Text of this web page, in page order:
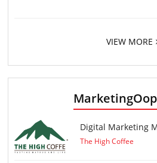
VIEW MORE
Digital Marketing
The High Coffee